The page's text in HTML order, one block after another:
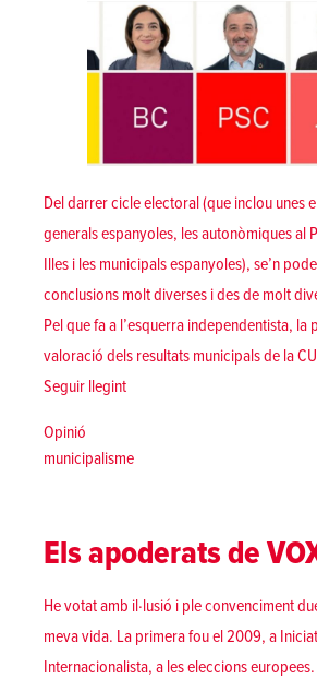
Del darrer cicle electoral (que inclou unes
generals espanyoles, les autonòmiques al
Illes i les municipals espanyoles), se’n
conclusions molt diverses i des de molt
Pel que fa a l’esquerra independentista,
valoració dels resultats municipals de la
Seguir llegint«Restauració»
Posted in
Opinió
Tags:
municipalisme
Els apoderats de
He votat amb il·lusió i ple convenciment
meva vida. La primera fou el 2009, a
Internacionalista, a les eleccions